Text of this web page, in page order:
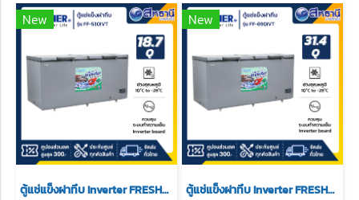
New
ตู้แช่แข็งฝาทึบ Inverter FRESHER รุ่น FF-530IVT ขนาด (18.7Q)
New
ตู้แช่แข็งฝาทึบ Inverter FRESHER รุ่น FF-890IVT ขนาด(31.4Q)